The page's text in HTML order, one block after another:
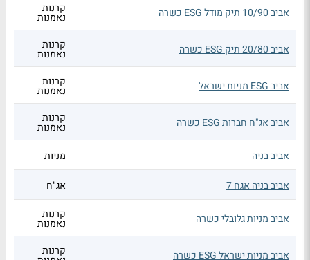
אביב 10/90 תיק מודל ESG כשרה קרנות
נאמנות
אביב 20/80 תיק ESG כשרה קרנות
נאמנות
אביב ESG מניות ישראל קרנות
נאמנות
אביב אג"ח חברות ESG כשרה קרנות
נאמנות
אביב בניה
מניות
אביב בניה אגח 7 אג"ח
אביב מניות גלובלי כשרה קרנות
נאמנות
אביב מניות ישראל ESG כשרה קרנות